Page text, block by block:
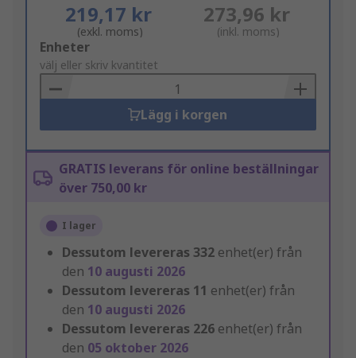
219,17 kr
(exkl. moms)
273,96 kr
(inkl. moms)
Add
to
Basket
Enheter
välj eller skriv kvantitet
Lägg i korgen
GRATIS leverans för online beställningar
över 750,00 kr
I lager
Dessutom levereras 332 enhet(er) från
den 10 augusti 2026
Dessutom levereras 11 enhet(er) från
den 10 augusti 2026
Dessutom levereras 226 enhet(er) från
den 05 oktober 2026